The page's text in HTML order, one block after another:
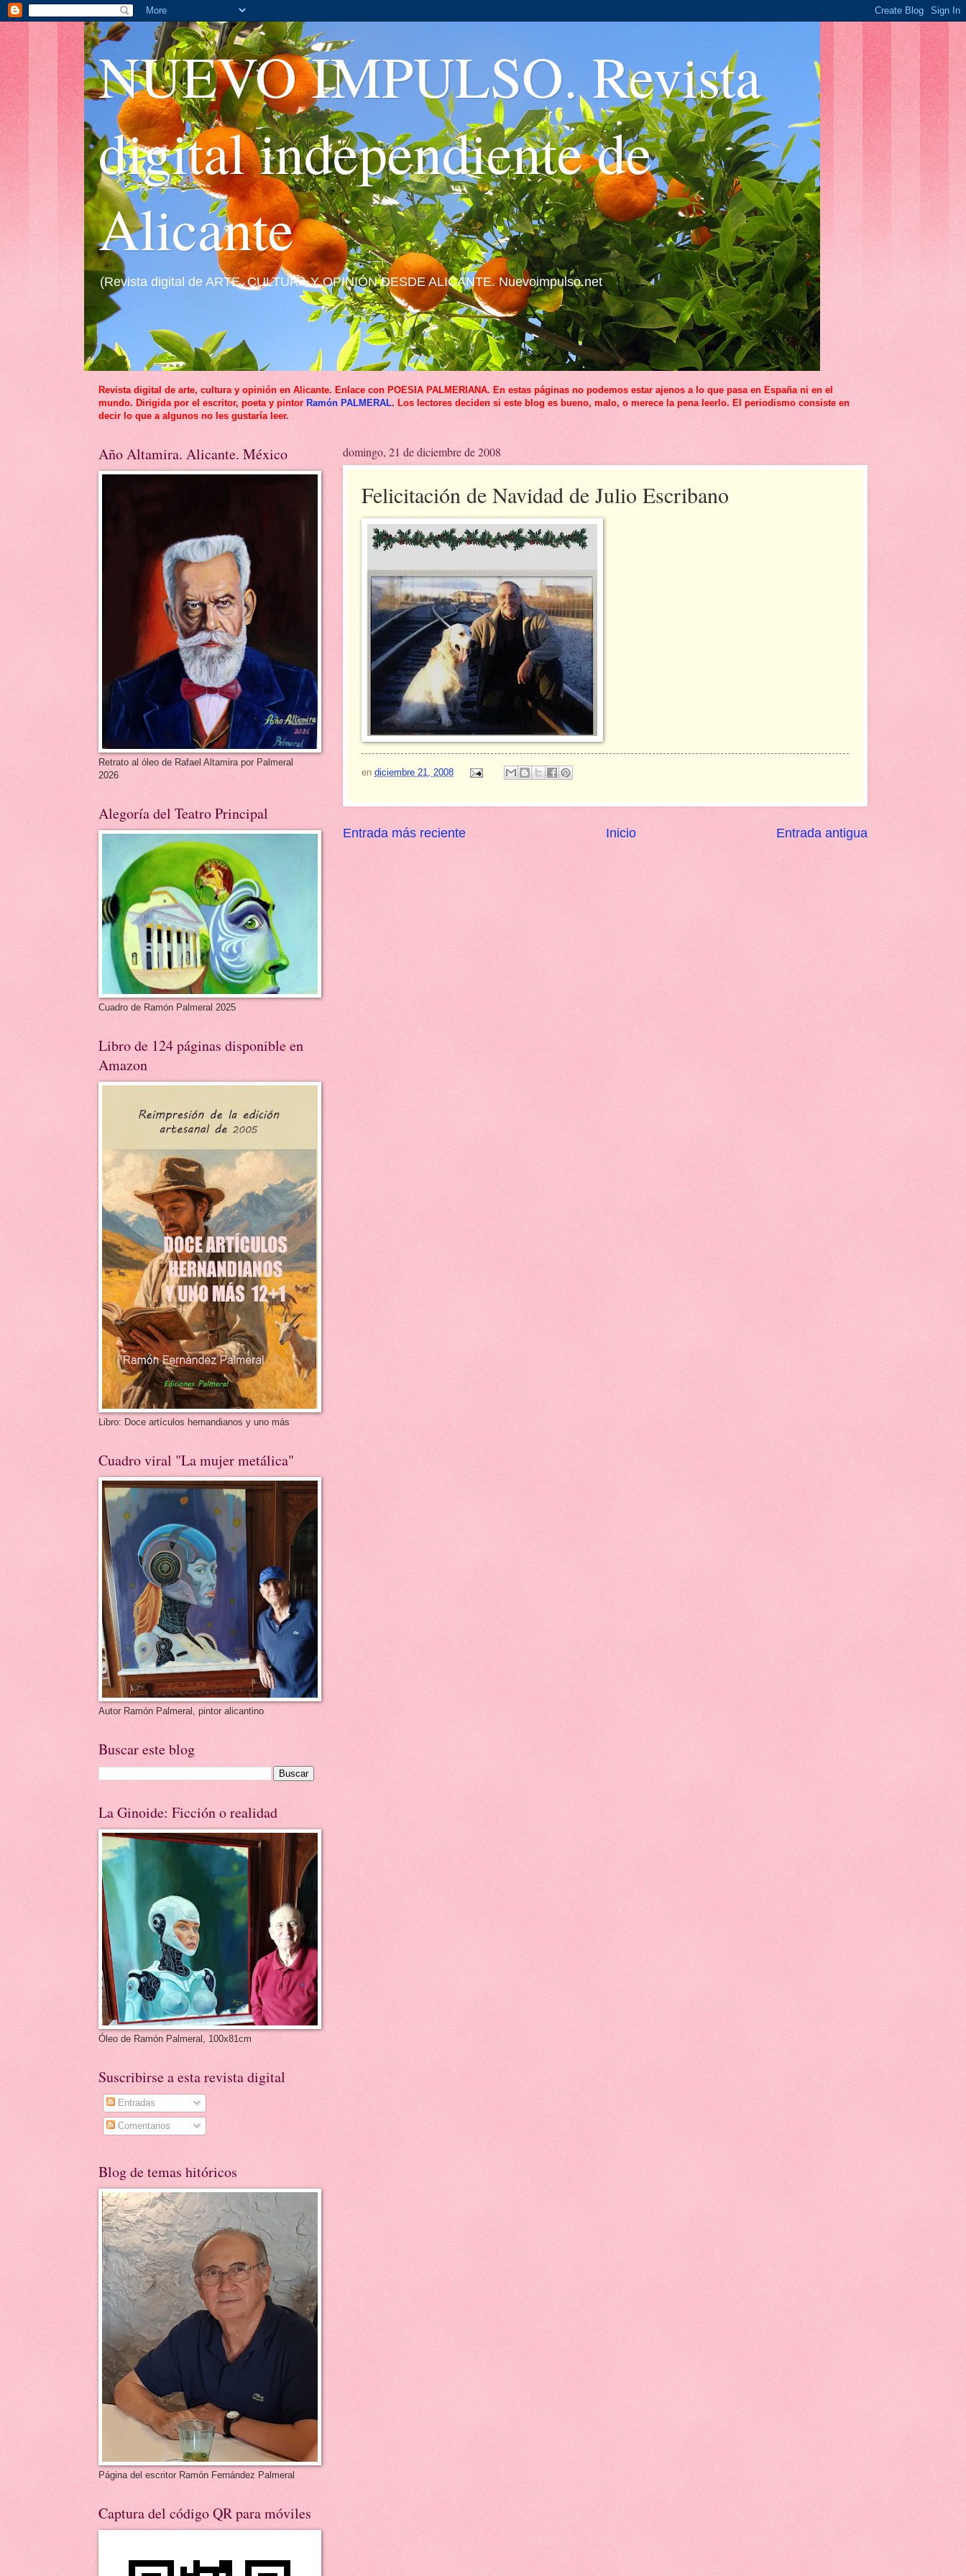
NUEVO IMPULSO. Revista
digital independiente de
Alicante
(Revista digital de ARTE, CULTURA Y OPINIÓN DESDE ALICANTE. Nuevoimpulso.net
Revista digital de arte, cultura y opinión en Alicante. Enlace con POESIA PALMERIANA. En estas páginas no podemos estar ajenos a lo que pasa en España ni en el
mundo. Dirigida por el escritor, poeta y pintor Ramón PALMERAL. Los lectores deciden si este blog es bueno, malo, o merece la pena leerlo. El periodismo consiste en
decir lo que a algunos no les gustaría leer.
domingo, 21 de diciembre de 2008
Felicitación de Navidad de Julio Escribano
en diciembre 21, 2008
Entrada más reciente Entrada antigua
Inicio
Año Altamira. Alicante. México
Retrato al óleo de Rafael Altamira por Palmeral
2026
Alegoría del Teatro Principal
Cuadro de Ramón Palmeral 2025
Libro de 124 páginas disponible en
Amazon
Libro: Doce artículos hernandianos y uno más
Cuadro viral "La mujer metálica"
Autor Ramón Palmeral, pintor alicantino
Buscar este blog
La Ginoide: Ficción o realidad
Óleo de Ramón Palmeral, 100x81cm
Suscribirse a esta revista digital
Entradas
Comentarios
Blog de temas hitóricos
Página del escritor Ramón Fernández Palmeral
Captura del código QR para móviles